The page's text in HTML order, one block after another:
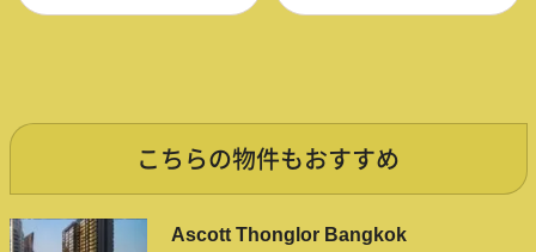
こちらの物件もおすすめ
Ascott Thonglor Bangkok